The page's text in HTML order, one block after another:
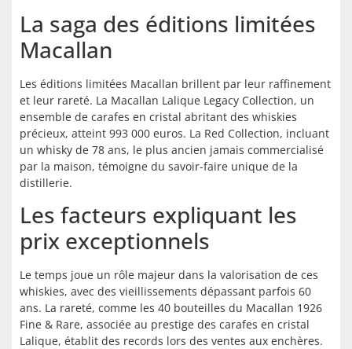
La saga des éditions limitées
Macallan
Les éditions limitées Macallan brillent par leur raffinement
et leur rareté. La Macallan Lalique Legacy Collection, un
ensemble de carafes en cristal abritant des whiskies
précieux, atteint 993 000 euros. La Red Collection, incluant
un whisky de 78 ans, le plus ancien jamais commercialisé
par la maison, témoigne du savoir-faire unique de la
distillerie.
Les facteurs expliquant les
prix exceptionnels
Le temps joue un rôle majeur dans la valorisation de ces
whiskies, avec des vieillissements dépassant parfois 60
ans. La rareté, comme les 40 bouteilles du Macallan 1926
Fine & Rare, associée au prestige des carafes en cristal
Lalique, établit des records lors des ventes aux enchères.